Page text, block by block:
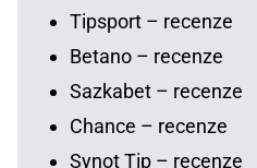
Tipsport – recenze
Betano – recenze
Sazkabet – recenze
Chance – recenze
Synot Tip – recenze